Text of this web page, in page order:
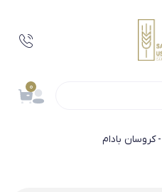
0
- کروسان بادام